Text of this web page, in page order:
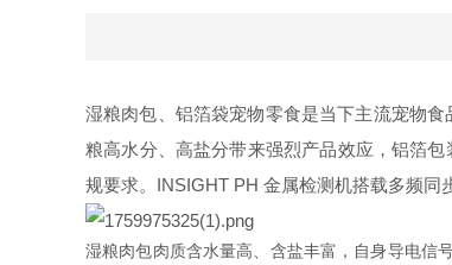
湿粮肉包、铝箔袋宠物零食是当下主流宠物
粮高水分、高盐分带来强烈产品效应，铝箔
规要求。INSIGHT PH 金属检测机搭载多频同
湿粮肉包肉质含水量高、含盐丰富，自身导电信